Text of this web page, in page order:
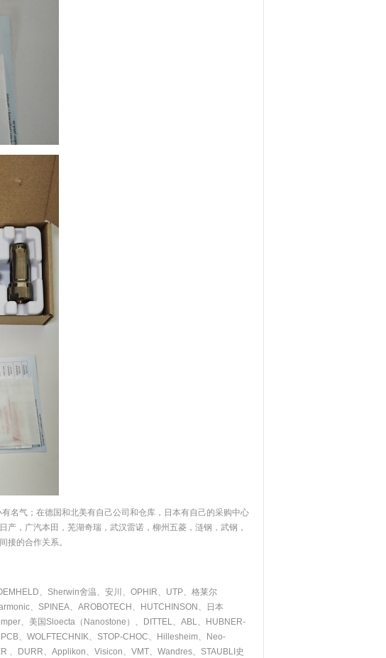
名气；在德国和北美有自己公司和仓库，日本有自己的采购中心
，广汽本田，芜湖奇瑞，武汉雷诺，柳州五菱，涟钢，武钢，
接的合作关系。
、Sherwin舍温、安川、OPHIR、UTP、格莱尔
、SPINEA、AROBOTECH、HUTCHINSON、日本
、美国Sloecta（Nanostone）、DITTEL、ABL、HUBNER-
、WOLFTECHNIK、STOP-CHOC、Hillesheim、Neo-
、DURR、Applikon、Visicon、VMT、Wandres、STAUBLI史